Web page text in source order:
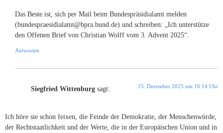
Das Beste ist, sich per Mail beim Bundespräsidialamt melden
(bundespraesidialamt@bpra.bund.de) und schreiben: „Ich unterstütze
den Offenen Brief von Christian Wolff vom 3. Advent 2025“.
Antworten
Siegfried Wittenburg sagt: 15. Dezember 2025 um 16:14 Uhr
Ich höre sie schon feixen, die Feinde der Demokratie, der Menschenwürde,
der Rechtstaatlichkeit und der Werte, die in der Europäischen Union und in